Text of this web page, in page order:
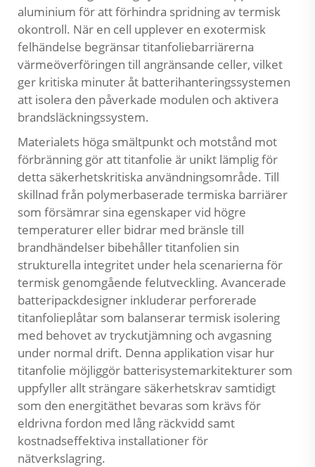
aluminium för att förhindra spridning av termisk
okontroll. När en cell upplever en exotermisk
felhändelse begränsar titanfoliebarriärerna
värmeöverföringen till angränsande celler, vilket
ger kritiska minuter åt batterihanteringssystemen
att isolera den påverkade modulen och aktivera
brandsläckningssystem.
Materialets höga smältpunkt och motstånd mot
förbränning gör att titanfolie är unikt lämplig för
detta säkerhetskritiska användningsområde. Till
skillnad från polymerbaserade termiska barriärer
som försämrar sina egenskaper vid högre
temperaturer eller bidrar med bränsle till
brandhändelser bibehåller titanfolien sin
strukturella integritet under hela scenarierna för
termisk genomgående felutveckling. Avancerade
batteripackdesigner inkluderar perforerade
titanfolieplåtar som balanserar termisk isolering
med behovet av tryckutjämning och avgasning
under normal drift. Denna applikation visar hur
titanfolie möjliggör batterisystemarkitekturer som
uppfyller allt strängare säkerhetskrav samtidigt
som den energitäthet bevaras som krävs för
eldrivna fordon med lång räckvidd samt
kostnadseffektiva installationer för
nätverkslagring.